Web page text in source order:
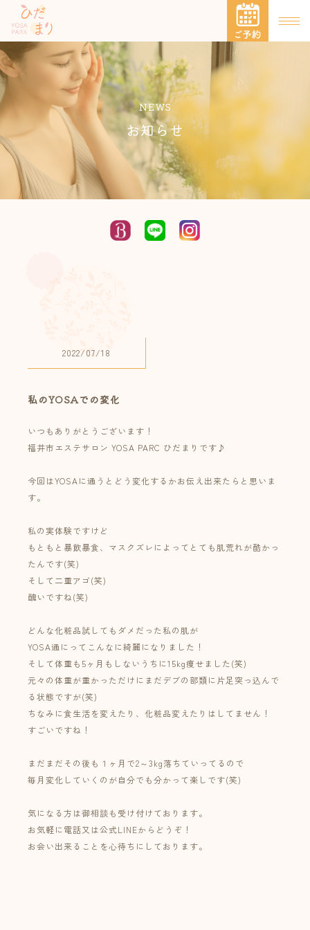
NEWS
お知らせ
2022/07/18
私のYOSAでの変化
いつもありがとうございます！
福井市エステサロン YOSA PARC ひだまりです♪
今回はYOSAに通うとどう変化するかお伝え出来たらと思いま
す。
私の実体験ですけど
もともと暴飲暴食、マスクズレによってとても肌荒れが酷かっ
たんです(笑)
そして二重アゴ(笑)
醜いですね(笑)
どんな化粧品試してもダメだった私の肌が
YOSA通にってこんなに綺麗になりました！
そして体重も5ヶ月もしないうちに15kg痩せました(笑)
元々の体重が重かっただけにまだデブの部類に片足突っ込んで
る状態ですが(笑)
ちなみに食生活を変えたり、化粧品変えたりはしてません！
すごいですね！
まだまだその後も１ヶ月で2～3kg落ちていってるので
毎月変化していくのが自分でも分かって楽しです(笑)
気になる方は御相談も受け付けております。
お気軽に電話又は公式LINEからどうぞ！
お会い出来ることを心待ちにしております。